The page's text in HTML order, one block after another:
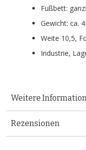
Fußbett:
Gewicht: ca.
Weite 10,5,
Industrie,
Weitere
Rezensionen